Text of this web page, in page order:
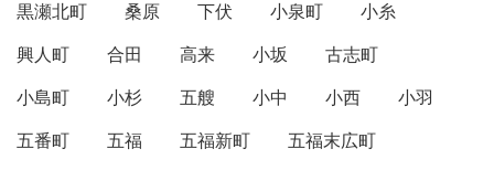
黒瀬北町
桑原 下伏 小泉町
小糸
興人町
合田 高来 小坂
古志町
小島町
小杉 五艘 小中 小西
小羽
五番町
五福 五福新町
五福末広町